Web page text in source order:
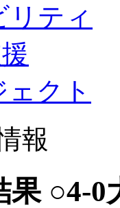
ティ
クト
報
果 ○4-0